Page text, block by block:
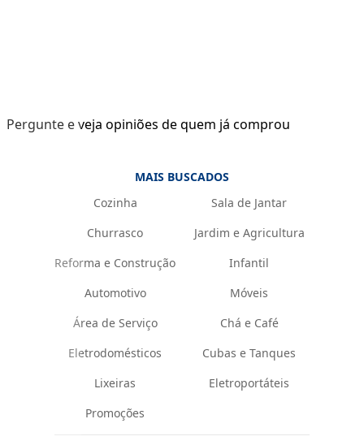
Pergunte e veja opiniões de quem já comprou
MAIS BUSCADOS
Cozinha
Sala de Jantar
Churrasco
Jardim e Agricultura
Reforma e Construção
Infantil
Automotivo
Móveis
Área de Serviço
Chá e Café
Eletrodomésticos
Cubas e Tanques
Lixeiras
Eletroportáteis
Promoções